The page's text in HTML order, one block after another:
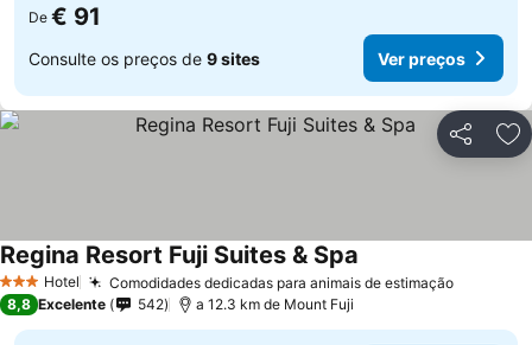
De € 91
Consulte os preços de 9 sites Ver preços
Partilhar
3 EstrelasHotel Comodidades dedicadas para animais de estimaçãoVer
Regina Resort Fuji Suites & Spa
8,8 Excelente 542 a 12.3 km de Mount Fuji